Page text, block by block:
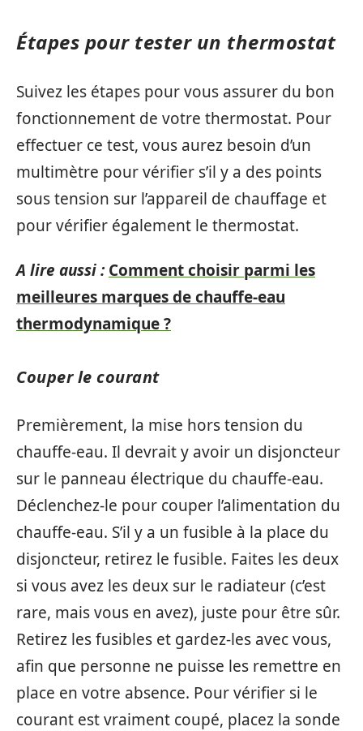
Étapes pour tester un thermostat
Suivez les étapes pour vous assurer du bon
fonctionnement de votre thermostat. Pour
effectuer ce test, vous aurez besoin d’un
multimètre pour vérifier s’il y a des points
sous tension sur l’appareil de chauffage et
pour vérifier également le thermostat.
A lire aussi : Comment choisir parmi les
meilleures marques de chauffe-eau
thermodynamique ?
Couper le courant
Premièrement, la mise hors tension du
chauffe-eau. Il devrait y avoir un disjoncteur
sur le panneau électrique du chauffe-eau.
Déclenchez-le pour couper l’alimentation du
chauffe-eau. S’il y a un fusible à la place du
disjoncteur, retirez le fusible. Faites les deux
si vous avez les deux sur le radiateur (c’est
rare, mais vous en avez), juste pour être sûr.
Retirez les fusibles et gardez-les avec vous,
afin que personne ne puisse les remettre en
place en votre absence. Pour vérifier si le
courant est vraiment coupé, placez la sonde